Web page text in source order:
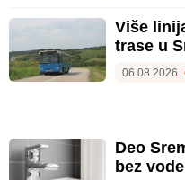
Više
trase u
06.08.2026.
Deo
bez